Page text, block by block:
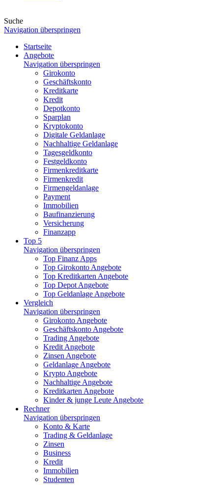
Suche
Navigation überspringen
Startseite
Angebote
Navigation überspringen
Girokonto
Geschäftskonto
Kreditkarte
Kredit
Depotkonto
Sparplan
Kryptokonto
Digitale Geldanlage
Nachhaltige Geldanlage
Tagesgeldkonto
Festgeldkonto
Firmenkreditkarte
Firmenkredit
Firmengeldanlage
Payment
Immobilien
Baufinanzierung
Versicherung
Finanzapp
Top 5
Navigation überspringen
Top Finanz Apps
Top Girokonto Angebote
Top Kreditkarten Angebote
Top Depot Angebote
Top Geldanlage Angebote
Vergleich
Navigation überspringen
Girokonto Angebote
Geschäftskonto Angebote
Trading Angebote
Kredit Angebote
Zinsen Angebote
Geldanlage Angebote
Krypto Angebote
Nachhaltige Angebote
Kreditkarten Angebote
Kinder & junge Leute Angebote
Rechner
Navigation überspringen
Konto & Karte
Trading & Geldanlage
Zinsen
Business
Kredit
Immobilien
Studenten